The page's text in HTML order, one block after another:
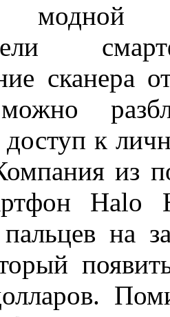
модной
сканера
доступ к
из
Halo
пальцев на